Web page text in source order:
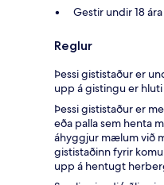
Gestir undir 18
Reglur
Þessi gististaður er
upp á gistingu er
Þessi gististaður er
eða palla sem henta
áhyggjur mælum við
gististaðinn fyrir
upp á hentugt